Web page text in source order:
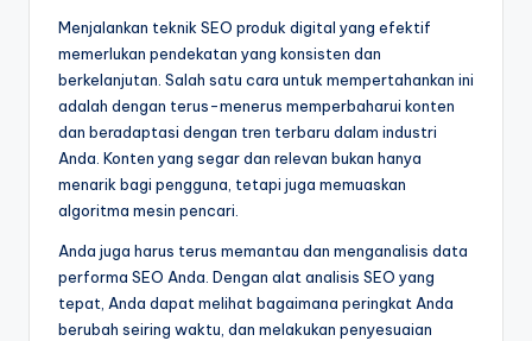
Menjalankan teknik SEO produk digital yang efektif
memerlukan pendekatan yang konsisten dan
berkelanjutan. Salah satu cara untuk mempertahankan ini
adalah dengan terus-menerus memperbaharui konten
dan beradaptasi dengan tren terbaru dalam industri
Anda. Konten yang segar dan relevan bukan hanya
menarik bagi pengguna, tetapi juga memuaskan
algoritma mesin pencari.
Anda juga harus terus memantau dan menganalisis data
performa SEO Anda. Dengan alat analisis SEO yang
tepat, Anda dapat melihat bagaimana peringkat Anda
berubah seiring waktu, dan melakukan penyesuaian